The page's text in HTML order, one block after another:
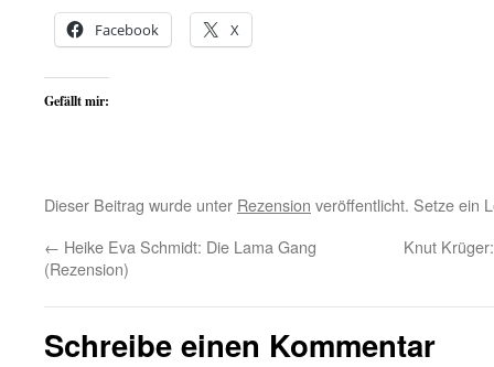
Facebook X
Gefällt mir:
Dieser Beitrag wurde unter Rezension veröffentlicht. Setze ein
← Heike Eva Schmidt: Die Lama Gang
(Rezension)
Knut
Schreibe einen Kommentar